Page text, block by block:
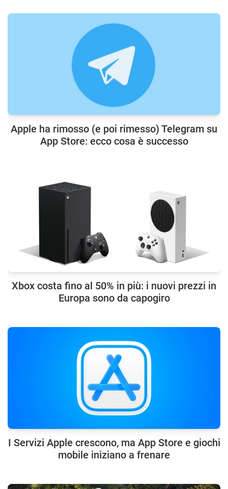
Apple ha rimosso (e poi rimesso) Telegram su
App Store: ecco cosa è successo
Xbox costa fino al 50% in più: i nuovi prezzi in
Europa sono da capogiro
I Servizi Apple crescono, ma App Store e giochi
mobile iniziano a frenare